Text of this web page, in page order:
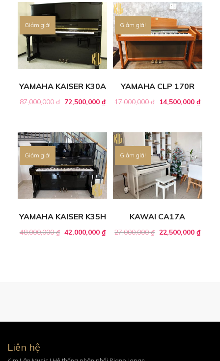
Giảm giá!
YAMAHA KAISER K30A
87,000,000₫ 72,500,000 ₫
Giảm giá!
YAMAHA CLP 170R
17,000,000₫ 14,500,000₫
Giảm giá!
YAMAHA KAISER K35H
48,000,000₫ 42,000,000 ₫
Giảm giá!
KAWAI CA17A
27,000,000₫ 22,500,000₫
Liên hệ